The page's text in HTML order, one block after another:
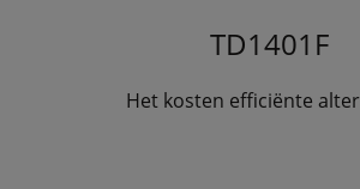
TD1401F
Het kosten efficiënte